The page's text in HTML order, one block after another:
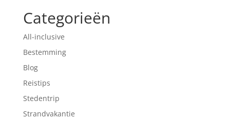
Categorieën
All-inclusive
Bestemming
Blog
Reistips
Stedentrip
Strandvakantie